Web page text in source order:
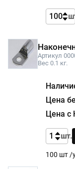
Артикул
Вес 0.1 кг.
100 шт /
шт.